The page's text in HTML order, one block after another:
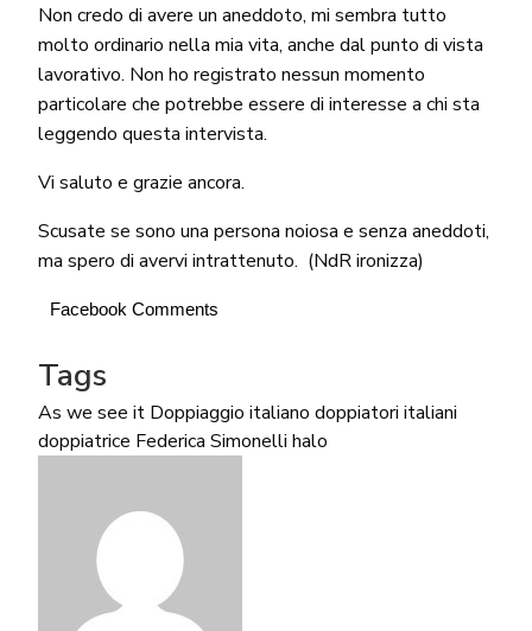
Non credo di avere un aneddoto, mi sembra tutto
molto ordinario nella mia vita, anche dal punto di vista
lavorativo. Non ho registrato nessun momento
particolare che potrebbe essere di interesse a chi sta
leggendo questa intervista.
Vi saluto e grazie ancora.
Scusate se sono una persona noiosa e senza aneddoti,
ma spero di avervi intrattenuto. (NdR ironizza)
Facebook Comments
Tags
As we see it Doppiaggio italiano doppiatori italiani
doppiatrice Federica Simonelli halo